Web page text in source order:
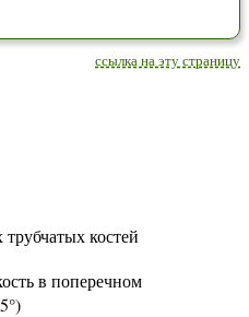
ссылка на эту страницу
костей
в поперечном